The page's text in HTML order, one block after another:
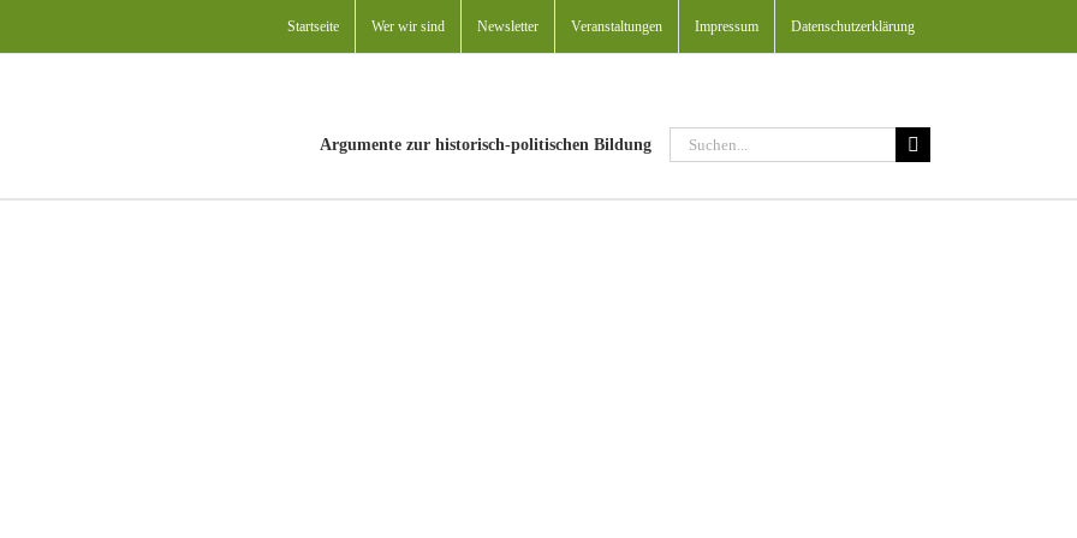
Startseite Wer wir sind Newsletter Veranstaltungen Impressum Datenschutzerklärung
Argumente zur historisch-politischen Bildung
Suche
nach: